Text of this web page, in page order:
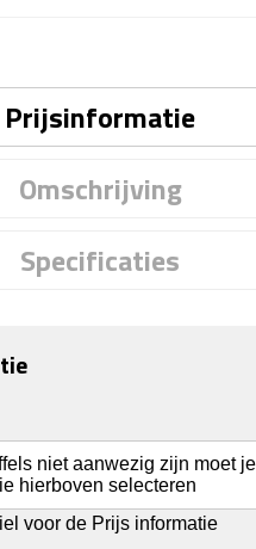
Prijsinformatie
Omschrijving
Specificaties
niet aanwezig zijn moet je
hierboven selecteren
voor de Prijs informatie